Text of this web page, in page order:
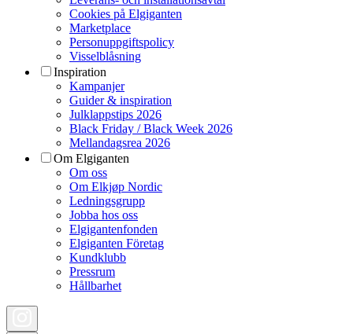
Cookies på Elgiganten
Marketplace
Personuppgiftspolicy
Visselblåsning
Inspiration
Kampanjer
Guider & inspiration
Julklappstips 2026
Black Friday / Black Week 2026
Mellandagsrea 2026
Om Elgiganten
Om oss
Om Elkjøp Nordic
Ledningsgrupp
Jobba hos oss
Elgigantenfonden
Elgiganten Företag
Kundklubb
Pressrum
Hållbarhet